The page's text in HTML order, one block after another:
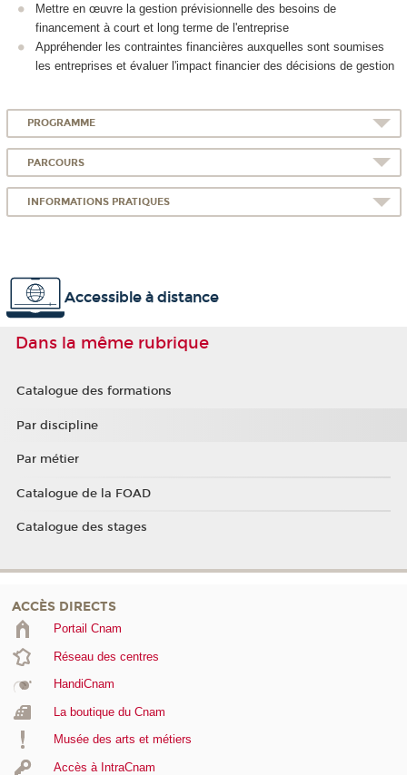
Mettre en œuvre la gestion prévisionnelle des besoins de
financement à court et long terme de l'entreprise
Appréhender les contraintes financières auxquelles sont soumises
les entreprises et évaluer l'impact financier des décisions de gestion
PROGRAMME
PARCOURS
INFORMATIONS PRATIQUES
Accessible à distance
Dans la même rubrique
Catalogue des formations
Par discipline
Par métier
Catalogue de la FOAD
Catalogue des stages
ACCÈS DIRECTS
Portail Cnam
Réseau des centres
HandiCnam
La boutique du Cnam
Musée des arts et métiers
Accès à IntraCnam